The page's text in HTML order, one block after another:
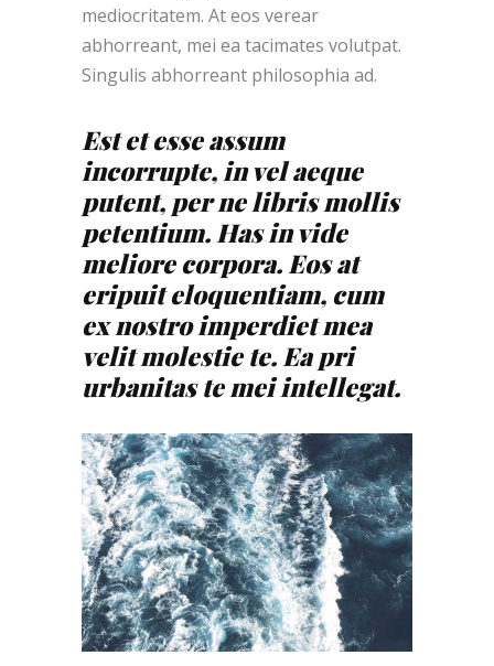
mediocritatem. At eos verear
abhorreant, mei ea tacimates volutpat.
Singulis abhorreant philosophia ad.
Est et esse assum
incorrupte, in vel aeque
putent, per ne libris mollis
petentium. Has in vide
meliore corpora. Eos at
eripuit eloquentiam, cum
ex nostro imperdiet mea
velit molestie te. Ea pri
urbanitas te mei intellegat.